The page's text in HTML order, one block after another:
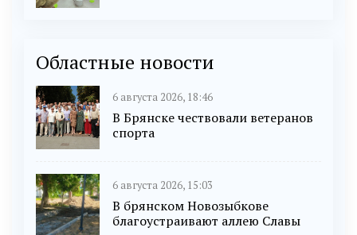
Областные новости
6 августа 2026, 18:46
В Брянске чествовали ветеранов
спорта
6 августа 2026, 15:03
В брянском Новозыбкове
благоустраивают аллею Славы